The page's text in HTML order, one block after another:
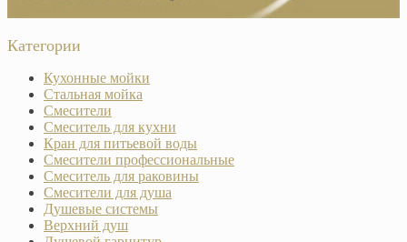
Категории
Кухонные мойки
Стальная мойка
Смесители
Смеситель для кухни
Кран для питьевой воды
Смесители профессиональные
Смеситель для раковины
Смесители для душа
Душевые системы
Верхний душ